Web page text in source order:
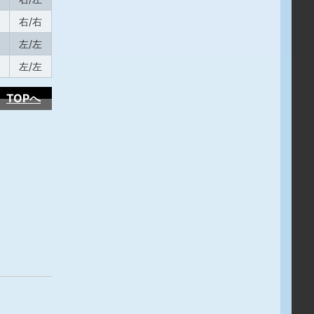
右/右
左/左
左/左
TOPへ